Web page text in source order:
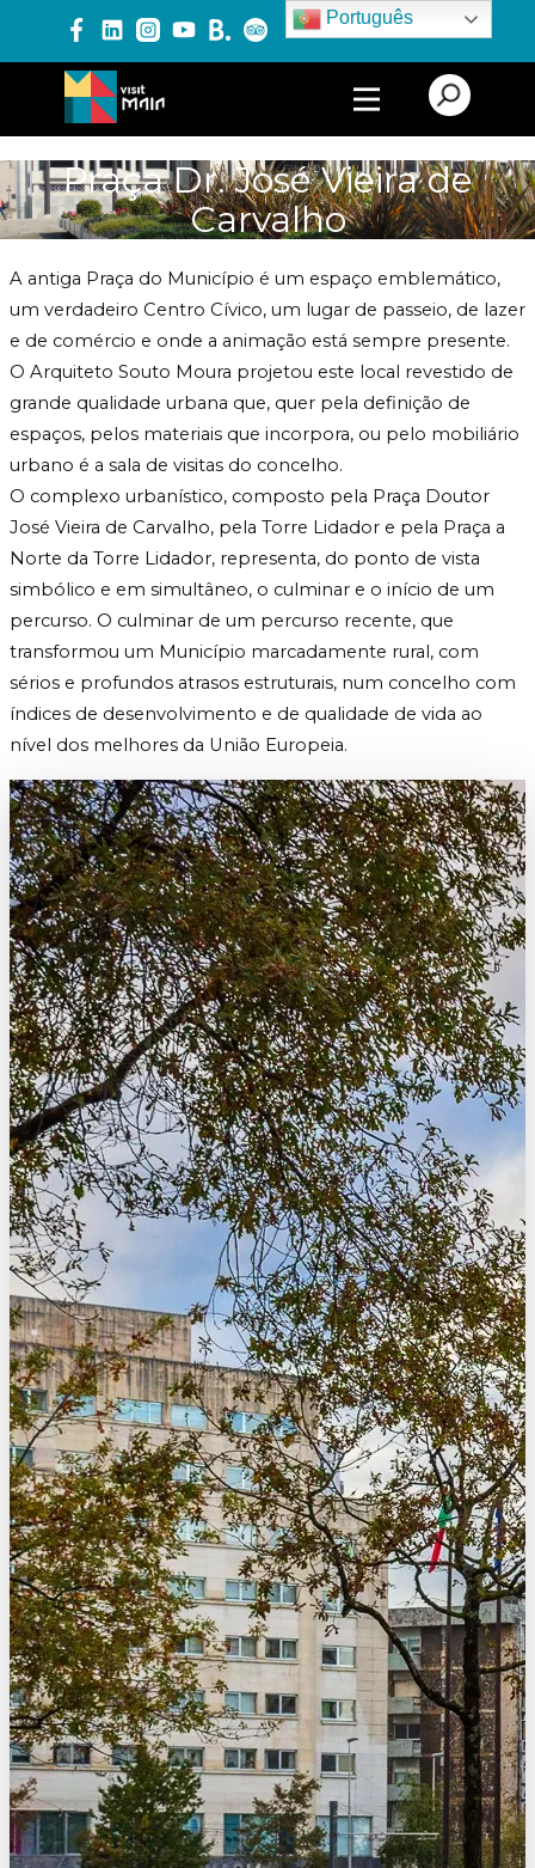
Português
PRODUTOS E SERVIÇOS
EXPERIÊNCIAS
EVENTOS
BLOG
Praça Dr. José Vieira de
Carvalho
A antiga Praça do Município é um espaço emblemático,
um verdadeiro Centro Cívico, um lugar de passeio, de lazer
e de comércio e onde a animação está sempre presente.
O Arquiteto Souto Moura projetou este local revestido de
grande qualidade urbana que, quer pela definição de
espaços, pelos materiais que incorpora, ou pelo mobiliário
urbano é a sala de visitas do concelho.
O complexo urbanístico, composto pela Praça Doutor
José Vieira de Carvalho, pela Torre Lidador e pela Praça a
Norte da Torre Lidador, representa, do ponto de vista
simbólico e em simultâneo, o culminar e o início de um
percurso. O culminar de um percurso recente, que
transformou um Município marcadamente rural, com
sérios e profundos atrasos estruturais, num concelho com
índices de desenvolvimento e de qualidade de vida ao
nível dos melhores da União Europeia.